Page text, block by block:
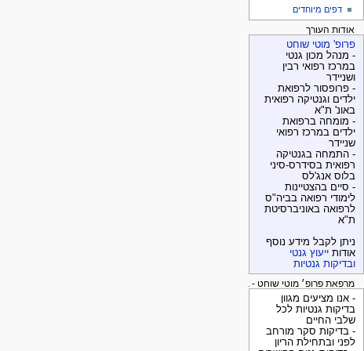
דפים מיוחדים
אודות העורך
פרופ' מוטי שוחט
- מנהל מכון גנטי
במרכז רפואי רבין
ושניידר
- פרופסור לרפואת
ילדים וגנטיקה רפואית
באונ' ת"א
- מומחה ברפואת
ילדים במרכז רפואי
שניידר
- התמחה בגנטיקה
רפואית בסידרס-סיני
בלוס אנג'לס
- סיים בהצטיינות
לימודי רפואה בביה"ס
לרפואה באוניברסיטת
ת"א
ניתן לקבל מידע נוסף
אודות ייעוץ גנטי
ובדיקות גנטיות
מרפאת פרופ׳ מוטי שוחט - בדיקות גנטיות
- אנו מציעים מגוון
בדיקות גנטיות לכל
שלבי החיים
- בדיקות סקר מורחב
לפני ובתחילת הריון